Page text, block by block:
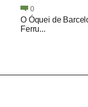
0
O Óquei de
Ferru...